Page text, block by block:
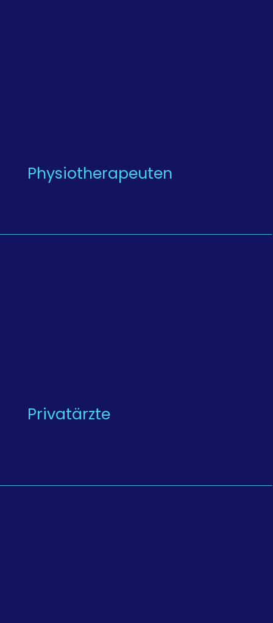
Physiotherapeuten
Privatärzte